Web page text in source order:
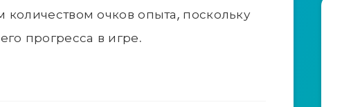
очков опыта, поскольку
прогресса в игре.